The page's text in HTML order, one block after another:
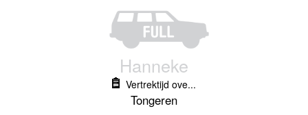
Hanneke
Vertrektijd ove...
Tongeren